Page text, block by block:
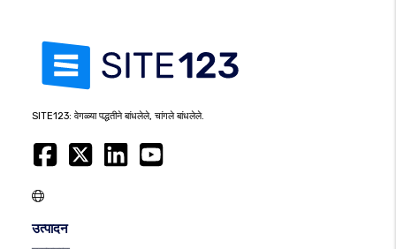
SITE123: वेगळ्या पद्धतीने बांधलेले, चांगले बांधलेले.
उत्पादन